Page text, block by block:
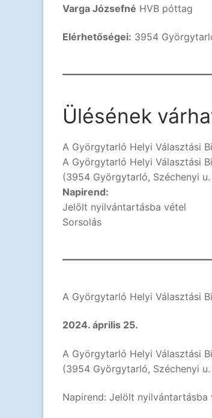
Varga Józsefné HVB póttag
Elérhetőségei: 3954
Ülésének
A Györgytarló Helyi Választási
A Györgytarló Helyi Választási
(3954 Györgytarló, Széchenyi u.
Napirend:
Jelölt nyilvántartásba vétel
Sorsolás
A Györgytarló Helyi Választási
2024. április 25.
A Györgytarló Helyi Választási
(3954 Györgytarló, Széchenyi u.
Napirend: Jelölt nyilvántartásba